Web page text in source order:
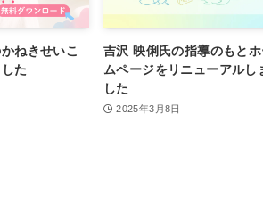
ねきせいこ
た
吉沢 映俐氏の指導のもと
ムページをリニューアルし
した
2025年3月8日